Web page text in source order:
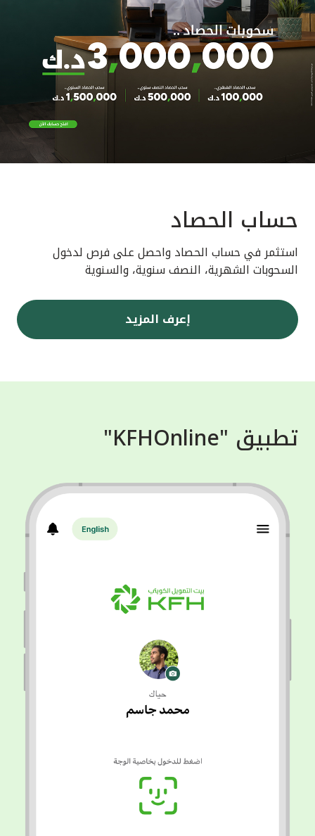
حساب الحصاد
استثمر في حساب الحصاد واحصل على فرص لدخول
السحوبات الشهرية، النصف سنوية، والسنوية
إعرف المزيد
تطبيق "KFHOnline"